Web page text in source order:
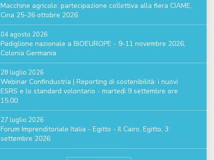
Macchine agricole: partecipazione collettiva alla fiera CIAME,
Cina 25-26 ottobre 2026
04 agosto 2026
Padiglione nazionale a BIOEUROPE - 9-11 novembre 2026,
Colonia Germania
28 luglio 2026
Webinar Confindustria | Reporting di sostenibilità: i nuovi
ESRS e lo standard volontario - martedì 9 settembre ore
15.00
27 luglio 2026
Forum Imprenditoriale Italia - Egitto - Il Cairo, Egitto, 3
settembre 2026